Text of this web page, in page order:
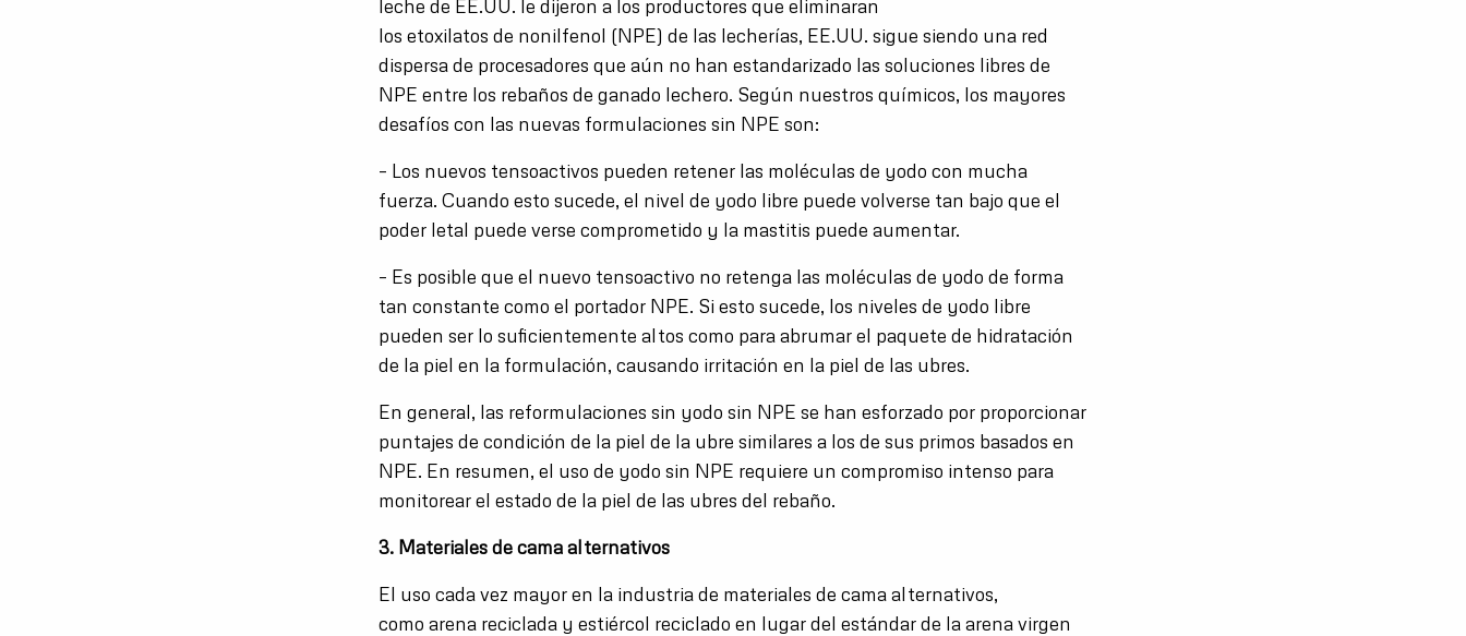
leche de EE.UU. le dijeron a los productores que eliminaran
los etoxilatos de nonilfenol (NPE) de las lecherías, EE.UU. sigue siendo una red
dispersa de procesadores que aún no han estandarizado las soluciones libres de
NPE entre los rebaños de ganado lechero. Según nuestros químicos, los mayores
desafíos con las nuevas formulaciones sin NPE son:
– Los nuevos tensoactivos pueden retener las moléculas de yodo con mucha
fuerza. Cuando esto sucede, el nivel de yodo libre puede volverse tan bajo que el
poder letal puede verse comprometido y la mastitis puede aumentar.
– Es posible que el nuevo tensoactivo no retenga las moléculas de yodo de forma
tan constante como el portador NPE. Si esto sucede, los niveles de yodo libre
pueden ser lo suficientemente altos como para abrumar el paquete de hidratación
de la piel en la formulación, causando irritación en la piel de las ubres.
En general, las reformulaciones sin yodo sin NPE se han esforzado por proporcionar
puntajes de condición de la piel de la ubre similares a los de sus primos basados en
NPE. En resumen, el uso de yodo sin NPE requiere un compromiso intenso para
monitorear el estado de la piel de las ubres del rebaño.
3. Materiales de cama alternativos
El uso cada vez mayor en la industria de materiales de cama alternativos,
como arena reciclada y estiércol reciclado en lugar del estándar de la arena virgen